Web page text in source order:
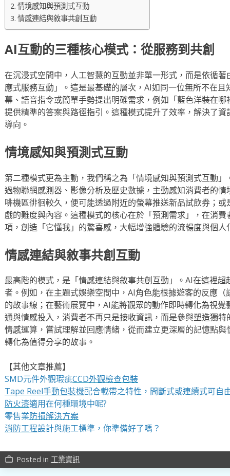
情境感知與預測式互動
情感連結與敘事共創互動
AI互動的三種核心模式：從服務到共創
在沉浸式空間中，人工智慧的互動並非單一形式，而是依循
應式服務互動」。這是最基礎的層次，AI如同一位無所不在
幕、語音指令或簡單手勢提出明確需求，例如「藍色洋裝在
提供精準的答案與路徑指引。這種模式提升了效率，解決了
導向。
情境感知與預測式互動
第二種模式更為主動，我們稱之為「情境感知與預測式互動
過物聯網感測器、影像分析及歷史數據，主動感知消費者的
啡機區徘徊較久，便可能透過附近的螢幕推送新品試飲券；
戲的難度與內容。這種模式的核心在於「預測需求」，在消
項，創造「它懂我」的驚喜感，大幅增強體驗的流暢度與個人
情感連結與敘事共創互動
最高階的模式，是「情感連結與敘事共創互動」。AI在這裡
者。例如，在主題式娛樂空間中，AI角色能根據遊客的反應
的故事線；在藝術展覽中，AI能將觀眾的動作即時轉化為視
通與情感投入，消費者不再只是接收資訊，而是參與塑造獨
情感運算，嘗試理解並回應情緒，從而建立更深層的記憶點
轉化為值得分享的故事。
【其他文章推薦】
SMD元件外觀瑕疵CCD外觀檢查包裝
Tape Reel手動包裝機配合載帶之特性，間斷式或連續式可自
防火漆適用在何種環境中呢?
零售業防損解決方案
消防工程設計與施工標準，你準備好了嗎？
work_outline Posted in 工業資訊